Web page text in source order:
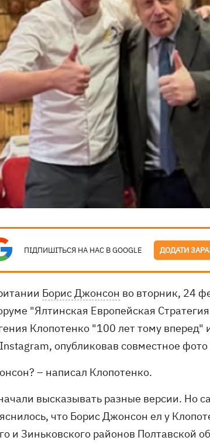
ПІДПИШІТЬСЯ НА НАС В GOOGLE ДОДАТИ
Борис Джонсон во вторник, 24
"Ялтинская Европейская
Клопотенко "100 лет тому
опубликовав совместное
– написал Клопотенко.
высказывать разные версии. Но
что Борис Джонсон ел у
и Зиньковского районов Полтавской